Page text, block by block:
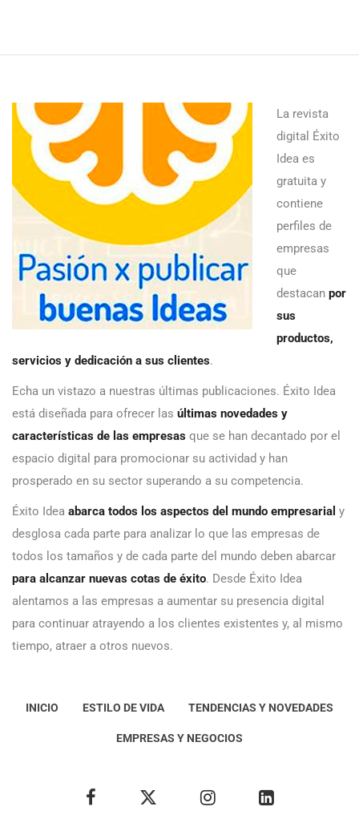
La revista
digital Éxito
Idea es
gratuita y
contiene
perfiles de
empresas
que
destacan por
sus
productos,
servicios y dedicación a sus clientes.
Echa un vistazo a nuestras últimas publicaciones. Éxito Idea
está diseñada para ofrecer las últimas novedades y
características de las empresas que se han decantado por el
espacio digital para promocionar su actividad y han
prosperado en su sector superando a su competencia.
Éxito Idea abarca todos los aspectos del mundo empresarial y
desglosa cada parte para analizar lo que las empresas de
todos los tamaños y de cada parte del mundo deben abarcar
para alcanzar nuevas cotas de éxito. Desde Éxito Idea
alentamos a las empresas a aumentar su presencia digital
para continuar atrayendo a los clientes existentes y, al mismo
tiempo, atraer a otros nuevos.
INICIO ESTILO DE VIDA TENDENCIAS Y NOVEDADES
EMPRESAS Y NEGOCIOS